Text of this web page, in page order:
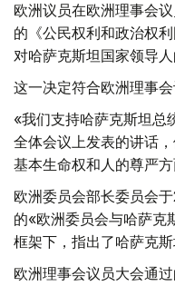
欧洲议员在欧洲理事会
的《公民权利和政治权
对哈萨克斯坦国家领导人
这一决定符合欧洲理事
«我们支持哈萨克斯坦总
全体会议上发表的讲话
基本生命权和人的尊严
欧洲委员会部长委员会
的«欧洲委员会与哈萨克
框架下，指出了哈萨克
欧洲理事会议员大会通